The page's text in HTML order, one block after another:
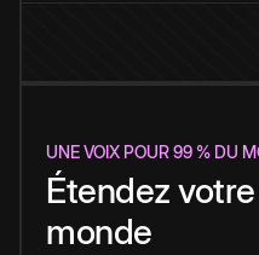
UNE VOIX POUR 99 % DU
Étendez
monde